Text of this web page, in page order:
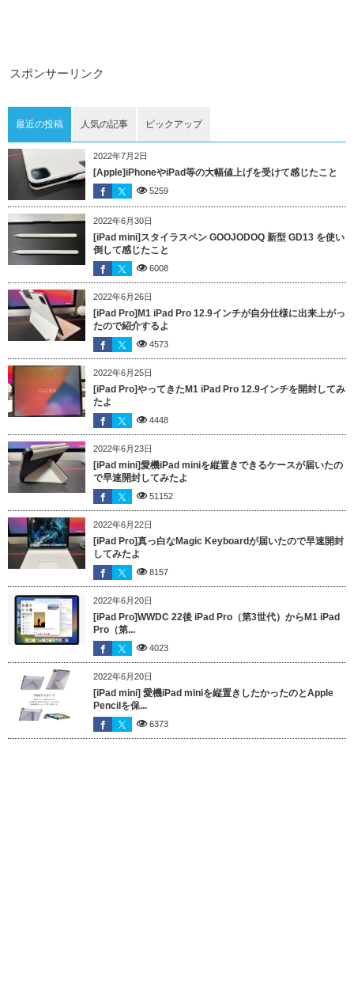
スポンサーリンク
最近の投稿 人気の記事 ピックアップ
2022年7月2日
[Apple]iPhoneやiPad等の大幅値上げを受けて感じたこと
5259
2022年6月30日
[iPad mini]スタイラスペン GOOJODOQ 新型 GD13 を使い
倒して感じたこと
6008
2022年6月26日
[iPad Pro]M1 iPad Pro 12.9インチが自分仕様に出来上がっ
たので紹介するよ
4573
2022年6月25日
[iPad Pro]やってきたM1 iPad Pro 12.9インチを開封してみ
たよ
4448
2022年6月23日
[iPad mini]愛機iPad miniを縦置きできるケースが届いたの
で早速開封してみたよ
51152
2022年6月22日
[iPad Pro]真っ白なMagic Keyboardが届いたので早速開封
してみたよ
8157
2022年6月20日
[iPad Pro]WWDC 22後 iPad Pro（第3世代）からM1 iPad
Pro（第...
4023
2022年6月20日
[iPad mini] 愛機iPad miniを縦置きしたかったのとApple
Pencilを保...
6373